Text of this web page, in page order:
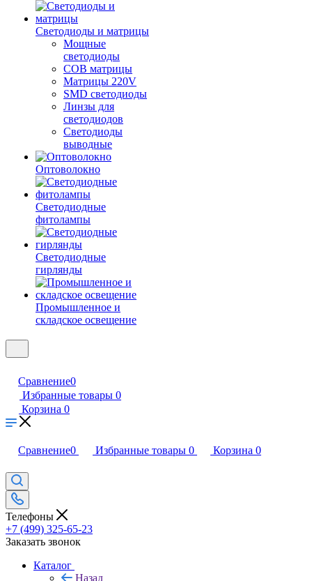
Светодиоды и матрицы
Мощные
светодиоды
COB матрицы
Матрицы 220V
SMD светодиоды
Линзы для
светодиодов
Светодиоды
выводные
Оптоволокно
Светодиодные
фитолампы
Светодиодные
гирлянды
Промышленное и
складское освещение
Сравнение0
Избранные товары 0
Корзина 0
Сравнение0 Избранные товары 0 Корзина 0
Телефоны
+7 (499) 325-65-23
Заказать звонок
Каталог
Назад